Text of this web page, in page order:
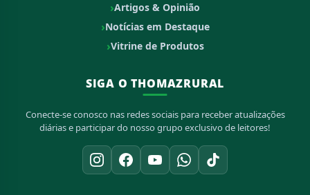
Artigos & Opinião
Notícias em Destaque
Vitrine de Produtos
SIGA O THOMAZRURAL
Conecte-se conosco nas redes sociais para receber atualizações
diárias e participar do nosso grupo exclusivo de leitores!